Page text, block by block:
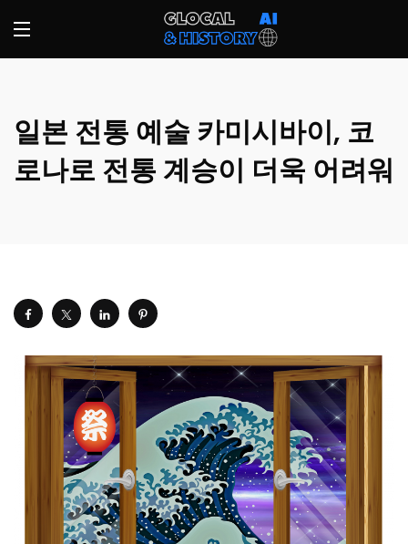
일본 전통 예술 카미시바이, 코
로나로 전통 계승이 더욱 어려워